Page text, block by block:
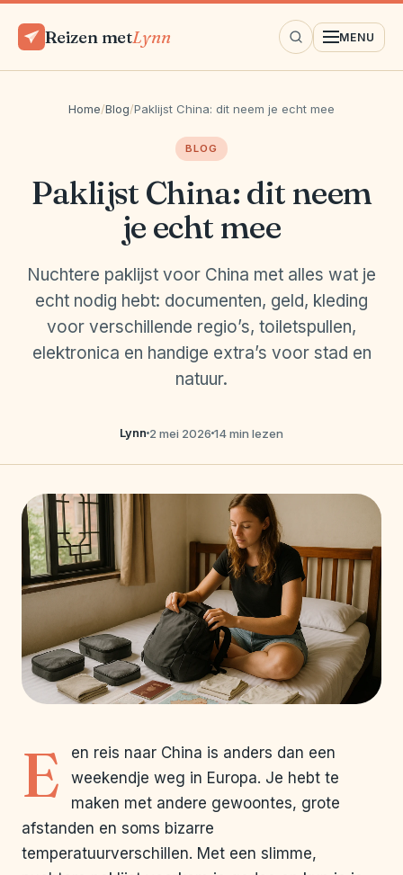
Reizen metLynn MENU
Home/Blog/Paklijst China: dit neem je echt mee
BLOG
Paklijst China: dit neem
je echt mee
Nuchtere paklijst voor China met alles wat je
echt nodig hebt: documenten, geld, kleding
voor verschillende regio’s, toiletspullen,
elektronica en handige extra’s voor stad en
natuur.
Lynn 2 mei 2026 14 min lezen
E
en reis naar China is anders dan een
weekendje weg in Europa. Je hebt te
maken met andere gewoontes, grote
afstanden en soms bizarre
temperatuurverschillen. Met een slimme,